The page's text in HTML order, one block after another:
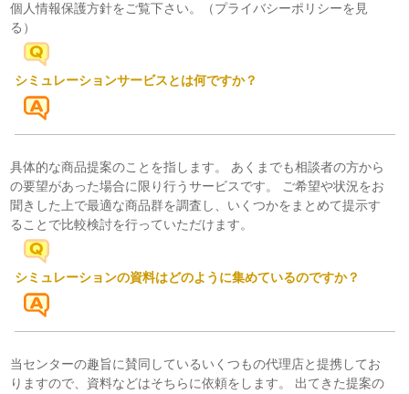
個人情報保護方針をご覧下さい。
（プライバシーポリシーを見
る）
シミュレーションサービスとは何ですか？
具体的な商品提案のことを指します。 あくまでも相談者の方から
の要望があった場合に限り行うサービスです。 ご希望や状況をお
聞きした上で最適な商品群を調査し、いくつかをまとめて提示す
ることで比較検討を行っていただけます。
シミュレーションの資料はどのように集めているのですか？
当センターの趣旨に賛同しているいくつもの代理店と提携してお
りますので、資料などはそちらに依頼をします。 出てきた提案の